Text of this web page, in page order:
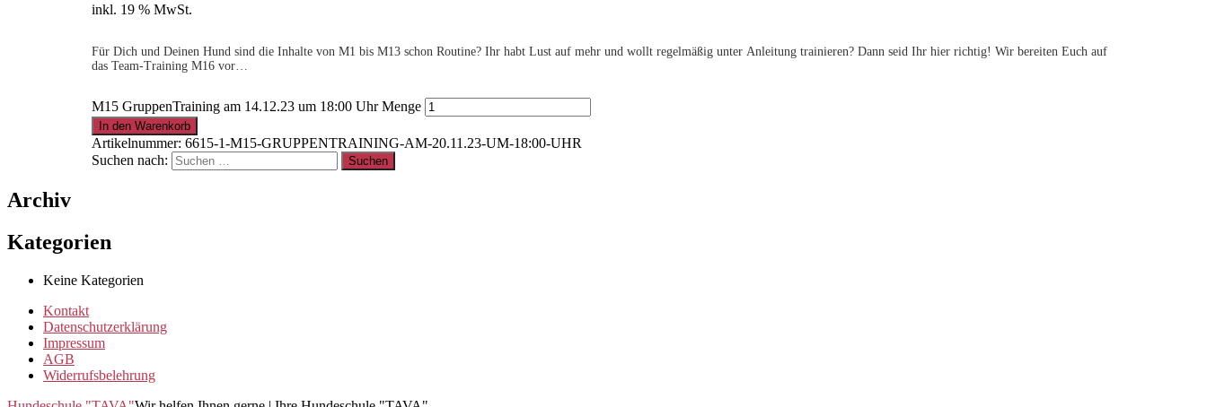
inkl. 19 % MwSt.
Für Dich und Deinen Hund sind die Inhalte von M1 bis M13 schon Routine? Ihr habt Lust auf mehr und wollt regelmäßig unter Anleitung trainieren? Dann seid Ihr hier richtig! Wir bereiten Euch auf
das Team-Training M16 vor…
M15 GruppenTraining am 14.12.23 um 18:00 Uhr Menge
In den Warenkorb
Artikelnummer:6615-1-M15-GRUPPENTRAINING-AM-20.11.23-UM-18:00-UHR
Suchen nach:
Archiv
Kategorien
Keine Kategorien
Kontakt
Datenschutzerklärung
Impressum
AGB
Widerrufsbelehrung